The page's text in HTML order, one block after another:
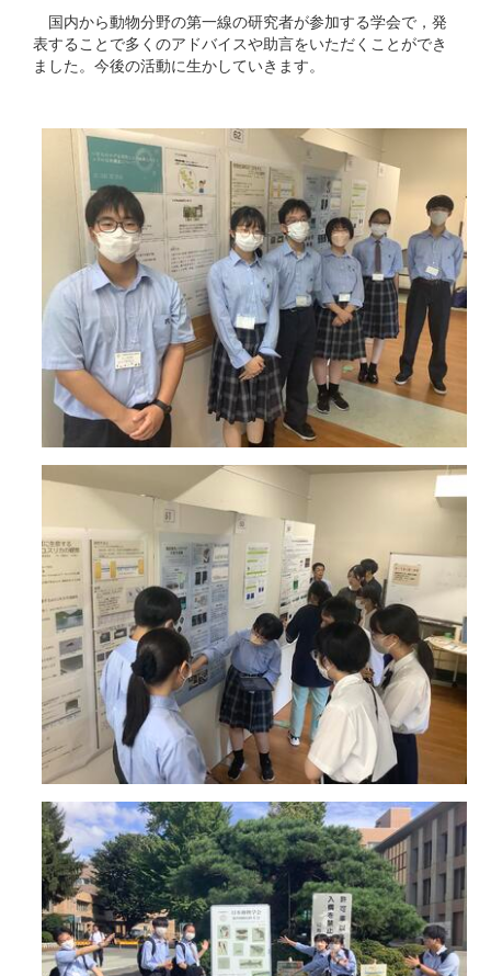
国内から動物分野の第一線の研究者が参加する学会で，発
表することで多くのアドバイスや助言をいただくことができ
ました。今後の活動に生かしていきます。